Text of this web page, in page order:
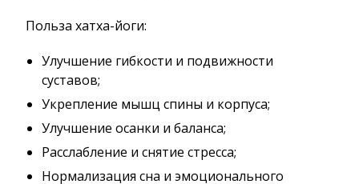
Польза хатха-йоги:
Улучшение гибкости и подвижности
суставов;
Укрепление мышц спины и корпуса;
Улучшение осанки и баланса;
Расслабление и снятие стресса;
Нормализация сна и эмоционального